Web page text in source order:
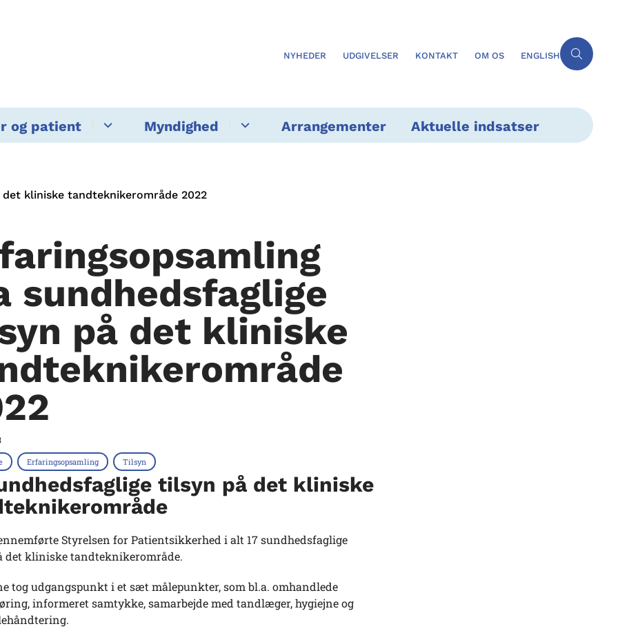
NYHEDER UDGIVELSER KONTAKT OM OS ENGLISH
og patient Myndighed Arrangementer Aktuelle indsatser
kliniske tandteknikerområde 2022
sundhedsfaglige
på det kliniske
Erfaringsopsamling Tilsyn
tilsyn på det kliniske
Styrelsen for Patientsikkerhed i alt 17 sundhedsfaglige
det kliniske tandteknikerområde.
tog udgangspunkt i et sæt målepunkter, som bl.a. omhandlede
informeret samtykke, samarbejde med tandlæger, hygiejne og